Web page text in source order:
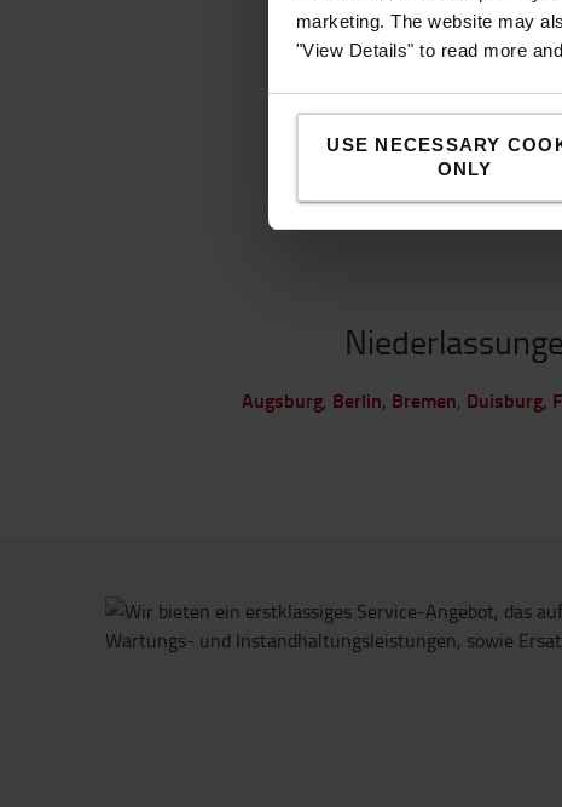
marketing. The website may
"View Details" to read more
USE NECESSARY
ONLY
Augsburg, Berlin, Bremen, Duisburg,